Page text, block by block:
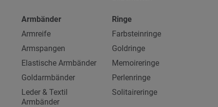
Armbänder
Armreife
Armspangen
Elastische Armbänder
Goldarmbänder
Leder & Textil
Armbänder
Ringe
Farbsteinringe
Goldringe
Memoireringe
Perlenringe
Solitaireringe